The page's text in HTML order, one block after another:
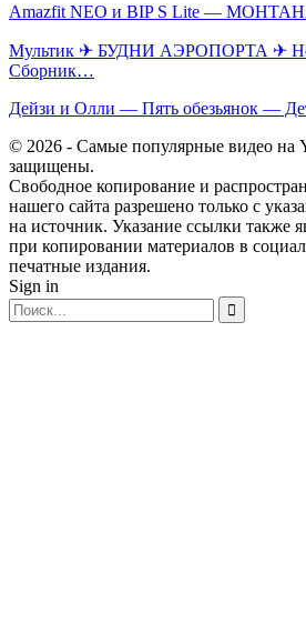
Amazfit NEO и BIP S Lite —
Мультик ✈ БУДНИ АЭРОПОРТА ✈
Сборник…
Дейзи и Олли — Пять обезьянок —
© 2026 - Самые популярные видео на
защищены.
Свободное копирование и
нашего сайта разрешено только с
на источник. Указание ссылки также
при копировании материалов в
печатные издания.
Sign in